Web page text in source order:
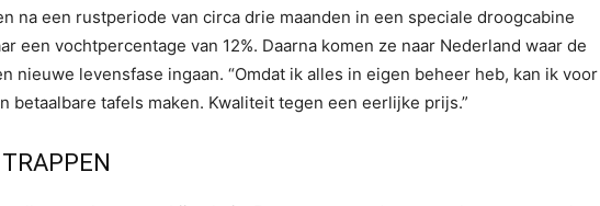
na een rustperiode van circa drie maanden in een speciale droogcabine
een vochtpercentage van 12%. Daarna komen ze naar Nederland waar de
nieuwe levensfase ingaan. “Omdat ik alles in eigen beheer heb, kan ik voor
betaalbare tafels maken. Kwaliteit tegen een eerlijke prijs.”